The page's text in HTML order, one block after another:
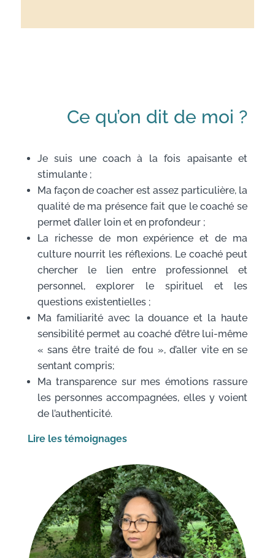
Ce qu’on dit de moi ?
Je suis une coach à la fois apaisante et
stimulante ;
Ma façon de coacher est assez particulière, la
qualité de ma présence fait que le coaché se
permet d’aller loin et en profondeur ;
La richesse de mon expérience et de ma
culture nourrit les réflexions. Le coaché peut
chercher le lien entre professionnel et
personnel, explorer le spirituel et les
questions existentielles ;
Ma familiarité avec la douance et la haute
sensibilité permet au coaché d’être lui-même
« sans être traité de fou », d’aller vite en se
sentant compris;
Ma transparence sur mes émotions rassure
les personnes accompagnées, elles y voient
de l’authenticité.
Lire les témoignages